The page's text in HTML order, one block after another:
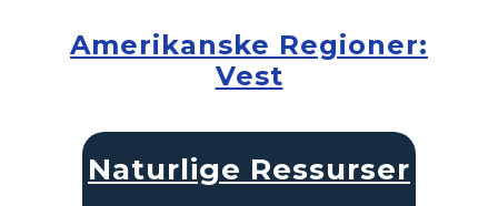
Amerikanske Regioner:
Vest
Naturlige Ressurser